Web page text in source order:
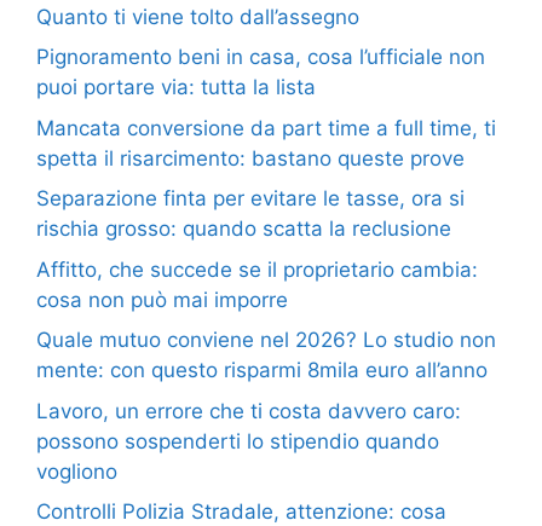
Quanto ti viene tolto dall’assegno
Pignoramento beni in casa, cosa l’ufficiale non
puoi portare via: tutta la lista
Mancata conversione da part time a full time, ti
spetta il risarcimento: bastano queste prove
Separazione finta per evitare le tasse, ora si
rischia grosso: quando scatta la reclusione
Affitto, che succede se il proprietario cambia:
cosa non può mai imporre
Quale mutuo conviene nel 2026? Lo studio non
mente: con questo risparmi 8mila euro all’anno
Lavoro, un errore che ti costa davvero caro:
possono sospenderti lo stipendio quando
vogliono
Controlli Polizia Stradale, attenzione: cosa